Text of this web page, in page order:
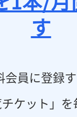
す
会員に登録
ケット」